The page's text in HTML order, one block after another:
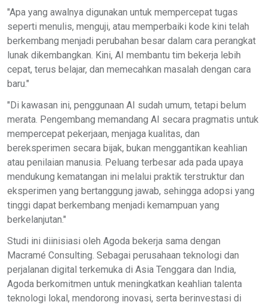
"Apa yang awalnya digunakan untuk mempercepat tugas
seperti menulis, menguji, atau memperbaiki kode kini telah
berkembang menjadi perubahan besar dalam cara perangkat
lunak dikembangkan. Kini, AI membantu tim bekerja lebih
cepat, terus belajar, dan memecahkan masalah dengan cara
baru."
"Di kawasan ini, penggunaan AI sudah umum, tetapi belum
merata. Pengembang memandang AI secara pragmatis untuk
mempercepat pekerjaan, menjaga kualitas, dan
bereksperimen secara bijak, bukan menggantikan keahlian
atau penilaian manusia. Peluang terbesar ada pada upaya
mendukung kematangan ini melalui praktik terstruktur dan
eksperimen yang bertanggung jawab, sehingga adopsi yang
tinggi dapat berkembang menjadi kemampuan yang
berkelanjutan."
Studi ini diinisiasi oleh Agoda bekerja sama dengan
Macramé Consulting. Sebagai perusahaan teknologi dan
perjalanan digital terkemuka di Asia Tenggara dan India,
Agoda berkomitmen untuk meningkatkan keahlian talenta
teknologi lokal, mendorong inovasi, serta berinvestasi di